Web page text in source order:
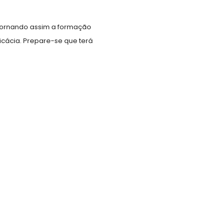
assim a formação
Prepare-se que terá